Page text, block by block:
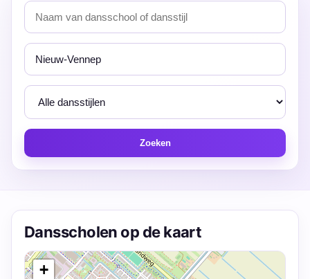
Zoeken
Dansscholen op de kaart
+